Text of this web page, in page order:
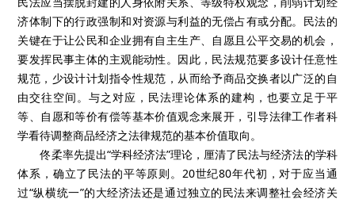
济体制下的行政强制和对资源与利益的无偿占有或分配。民法的
关键在于让公民和企业拥有自主生产、自愿且公平交易的机会，
要发挥民事主体的主观能动性。因此，民法规范要多设计任意性
规范，少设计计划指令性规范，从而给予商品交换者以广泛的自
由交往空间。与之对应，民法理论体系的建构，也要立足于平
等、自愿和等价有偿等基本价值观念来展开，引导法律工作者科
学看待调整商品经济之法律规范的基本价值取向。
佟柔率先提出“学科经济法”理论，厘清了民法与经济法的学科
体系，确立了民法的平等原则。 20世纪80年代初，对于应当通
过“纵横统一”的大经济法还是通过独立的民法来调整社会经济关